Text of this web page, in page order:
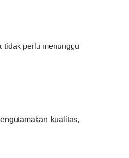
tidak perlu menunggu
kualitas,